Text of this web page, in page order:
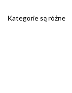
Kategorie są różne